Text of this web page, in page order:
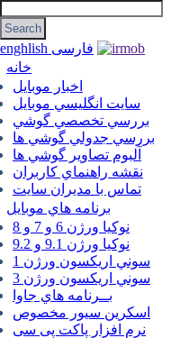
enghlish فارسی
خانه
اخبار موبایل
سايت انگليسي موبايل
بررسي تخصصي گوشي
بررسي جدولي گوشي ها
آلبوم تصاوير گوشي ها
نقشه راهنماي كاربران
تماس با مديران سايت
برنامه هاي موبايل
نوکیا ورژن 6 و 7 و 8
نوکیا ورژن 9.1 و 9.2
سوني اريكسون ورژن 1
سوني اريكسون ورژن 3
بــرنامه هاي جاوا
اسكرين سيور مخصوص
نرم افزار پاکت پی سی